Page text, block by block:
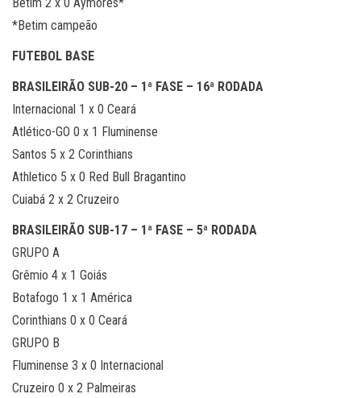
*Betim campeão
FUTEBOL BASE
BRASILEIRÃO SUB-20 – 1ª FASE – 16ª RODADA
Internacional 1 x 0 Ceará
Atlético-GO 0 x 1 Fluminense
Santos 5 x 2 Corinthians
Athletico 5 x 0 Red Bull Bragantino
Cuiabá 2 x 2 Cruzeiro
BRASILEIRÃO SUB-17 – 1ª FASE – 5ª RODADA
GRUPO A
Grêmio 4 x 1 Goiás
Botafogo 1 x 1 América
Corinthians 0 x 0 Ceará
GRUPO B
Fluminense 3 x 0 Internacional
Cruzeiro 0 x 2 Palmeiras